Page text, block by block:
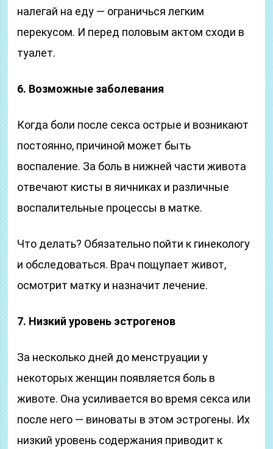
налегай на еду — ограничься легким
перекусом. И перед половым актом сходи в
туалет.
6. Возможные заболевания
Когда боли после секса острые и возникают
постоянно, причиной может быть
воспаление. За боль в нижней части живота
отвечают кисты в яичниках и различные
воспалительные процессы в матке.
Что делать? Обязательно пойти к гинекологу
и обследоваться. Врач пощупает живот,
осмотрит матку и назначит лечение.
7. Низкий уровень эстрогенов
За несколько дней до менструации у
некоторых женщин появляется боль в
животе. Она усиливается во время секса или
после него — виноваты в этом эстрогены. Их
низкий уровень содержания приводит к